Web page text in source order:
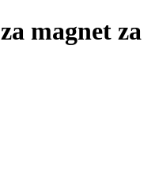
magnet za